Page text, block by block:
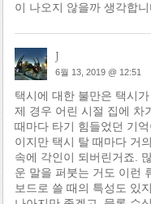
이 나오지 않을까 생각합니
j
6월 13, 2019 @ 12:51
택시에 대한 불만은 택시
제 경우 어린 시절 집에 차
때마다 타기 힘들었던 기
이지만 택시 탈 때마다 거
속에 각인이 되버린거죠.
운 말을 퍼붓는 거도 이런
보드로 쓸 때의 특성도 있